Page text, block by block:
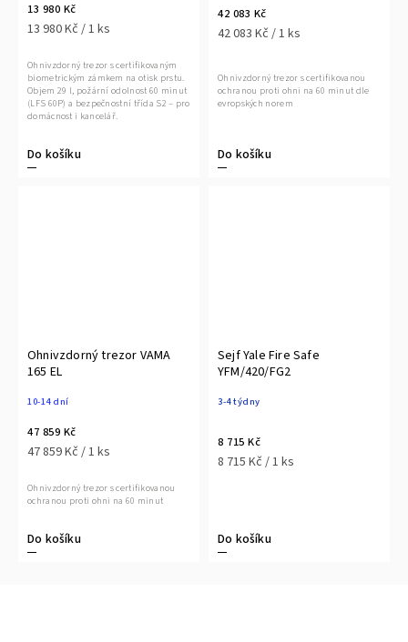
13 980 Kč
13 980 Kč / 1 ks
Do košíku
Ohnivzdorný trezor s certifikovaným
biometrickým zámkem na otisk prstu.
Objem 29 l, požární odolnost 60 minut
(LFS 60P) a bezpečnostní třída S2 – pro
domácnost i kancelář.
42 083 Kč
42 083 Kč / 1 ks
Do košíku
Ohnivzdorný trezor s certifikovanou
ochranou proti ohni na 60 minut dle
evropských norem
Ohnivzdorný trezor VAMA
165 EL
10-14 dní
47 859 Kč
47 859 Kč / 1 ks
Do košíku
Ohnivzdorný trezor s certifikovanou
ochranou proti ohni na 60 minut
Sejf Yale Fire Safe
YFM/420/FG2
3-4 týdny
8 715 Kč
8 715 Kč / 1 ks
Do košíku